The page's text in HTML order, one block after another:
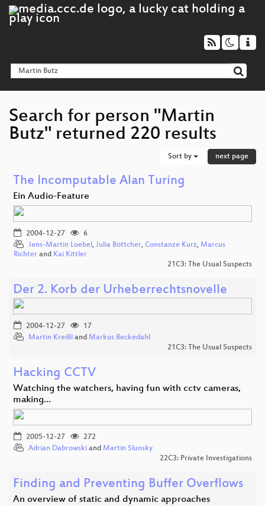
Search for person "Martin
Butz" returned 220 results
Sort by next page
The Incomputable Alan Turing
Ein Audio-Feature
2004-12-27
6
Jens-Martin Loebel, Julia Böttcher, Constanze Kurz, Marcus
Richter and Kai Kittler
21C3: The Usual Suspects
Der 2. Korb der Urheberrechtsnovelle
2004-12-27
17
Martin Kreißl and Markus Beckedahl
21C3: The Usual Suspects
Hacking CCTV
Watching the watchers, having fun with cctv cameras,
making…
2005-12-27
272
Adrian Dabrowski and Martin Slunsky
22C3: Private Investigations
Finding and Preventing Buffer Overflows
An overview of static and dynamic approaches